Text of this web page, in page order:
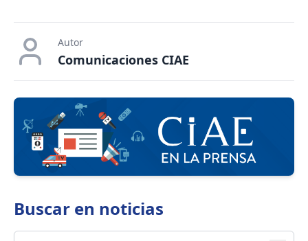
Autor
Comunicaciones CIAE
Buscar en noticias